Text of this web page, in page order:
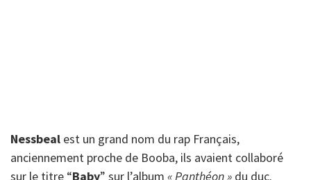
Nessbeal est un grand nom du rap Français,
anciennement proche de Booba, ils avaient collaboré
sur le titre “Baby” sur l’album « Panthéon » du duc.